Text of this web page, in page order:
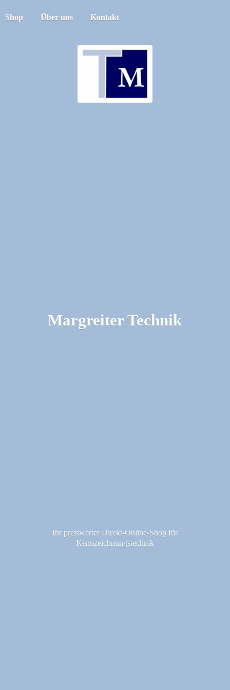
Shop Über uns Kontakt
Margreiter Technik
Ihr preiswerter Direkt-Online-Shop für
Kennzeichnungstechnik